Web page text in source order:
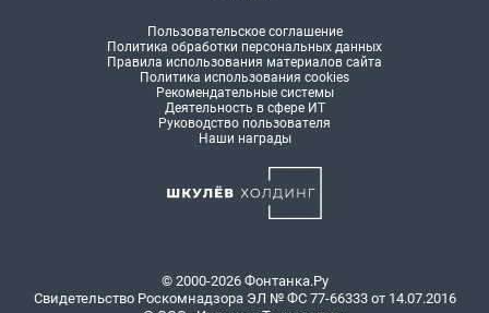
Пользовательское соглашение
Политика обработки персональных данных
Правила использования материалов сайта
Политика использования cookies
Рекомендательные системы
Деятельность в сфере ИТ
Руководство пользователя
Наши награды
© 2000-2026 Фонтанка.Ру
Свидетельство Роскомнадзора ЭЛ № ФС 77-66333 от 14.07.2016